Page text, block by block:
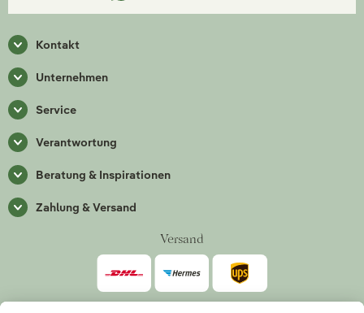
Kontakt
Unternehmen
Service
Verantwortung
Beratung & Inspirationen
Zahlung & Versand
Versand